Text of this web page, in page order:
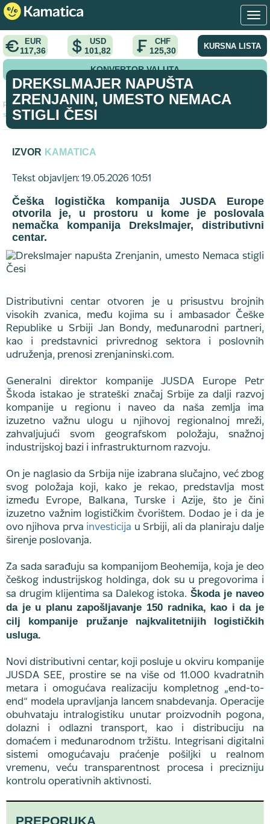
EUR
117,36
USD
101,82
CHF
125,30 KURSNA LISTA
KONVERTOR VALUTA
Početna > vest >
Drekslmajer napušta Zrenjanin, umesto Nemaca
stigli Česi
DREKSLMAJER NAPUŠTA
ZRENJANIN, UMESTO NEMACA
STIGLI ČESI
IZVOR KAMATICA
Tekst objavljen: 19.05.2026 10:51
Češka logistička kompanija JUSDA Europe
otvorila je, u prostoru u kome je poslovala
nemačka kompanija Drekslmajer, distributivni
centar.
Distributivni centar otvoren je u prisustvu brojnih
visokih zvanica, među kojima su i ambasador Češke
Republike u Srbiji Jan Bondy, međunarodni partneri,
kao i predstavnici privrednog sektora i poslovnih
udruženja, prenosi zrenjaninski.com.
Generalni direktor kompanije JUSDA Europe Petr
Škoda istakao je strateški značaj Srbije za dalji razvoj
kompanije u regionu i naveo da naša zemlja ima
izuzetno važnu ulogu u njihovoj regionalnoj mreži,
zahvaljujući svom geografskom položaju, snažnoj
industrijskoj bazi i infrastrukturnom razvoju.
On je naglasio da Srbija nije izabrana slučajno, već zbog
svog položaja koji, kako je rekao, predstavlja most
između Evrope, Balkana, Turske i Azije, što je čini
izuzetno važnim logističkim čvorištem. Dodao je i da je
ovo njihova prva investicija u Srbiji, ali da planiraju dalje
širenje poslovanja.
Za sada sarađuju sa kompanijom Beohemija, koja je deo
češkog industrijskog holdinga, dok su u pregovorima i
sa drugim klijentima sa Dalekog istoka. Škoda je naveo
da je u planu zapošljavanje 150 radnika, kao i da je
cilj kompanije pružanje najkvalitetnijih logističkih
usluga.
Novi distributivni centar, koji posluje u okviru kompanije
JUSDA SEE, prostire se na više od 11.000 kvadratnih
metara i omogućava realizaciju kompletnog „end-to-
end“ modela upravljanja lancem snabdevanja. Operacije
obuhvataju intralogistiku unutar proizvodnih pogona,
dolazni i odlazni transport, kao i distribuciju na
domaćem i međunarodnom tržištu. Integrisani digitalni
sistemi omogućavaju praćenje pošiljki u realnom
vremenu, veću transparentnost procesa i precizniju
kontrolu operativnih aktivnosti.
PREPORUKA